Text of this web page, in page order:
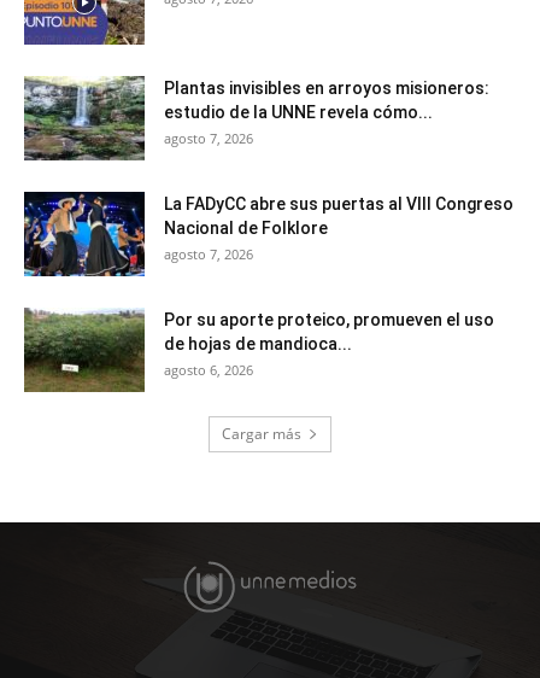
Plantas invisibles en arroyos misioneros:
estudio de la UNNE revela cómo...
agosto 7, 2026
La FADyCC abre sus puertas al VIII Congreso
Nacional de Folklore
agosto 7, 2026
Por su aporte proteico, promueven el uso
de hojas de mandioca...
agosto 6, 2026
Cargar más